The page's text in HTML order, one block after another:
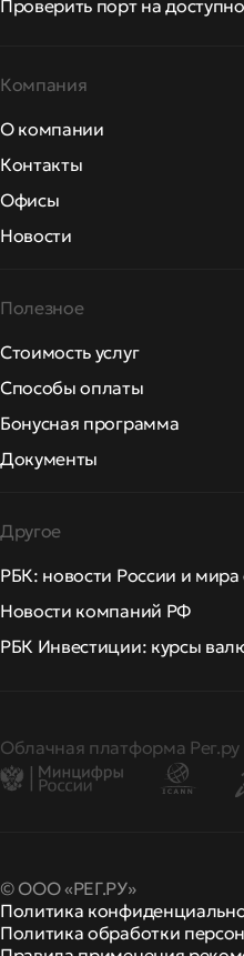
Проверить порт на
Компания
О компании
Контакты
Офисы
Новости
Полезное
Стоимость услуг
Способы оплаты
Бонусная программа
Документы
Другое
РБК: новости России и мира
Новости компаний РФ
РБК Инвестиции: курсы
Облачная платформа
© ООО «РЕГ.РУ»
Политика
Политика обработки